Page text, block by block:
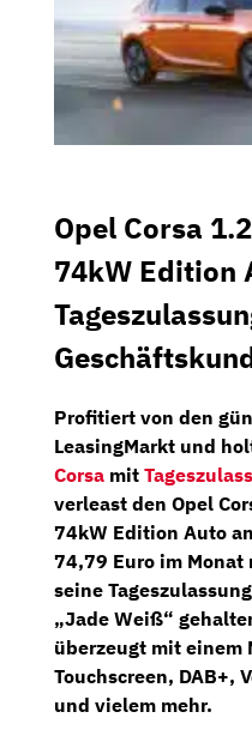
Opel Corsa
74kW Edition
Profitiert von den
LeasingMarkt und
Corsa mit
verleast den Opel
74kW Edition Auto an
74,79 Euro im Monat
seine Tageszulassung
„Jade Weiß“
überzeugt mit einem
Touchscreen, DAB+,
und vielem mehr.